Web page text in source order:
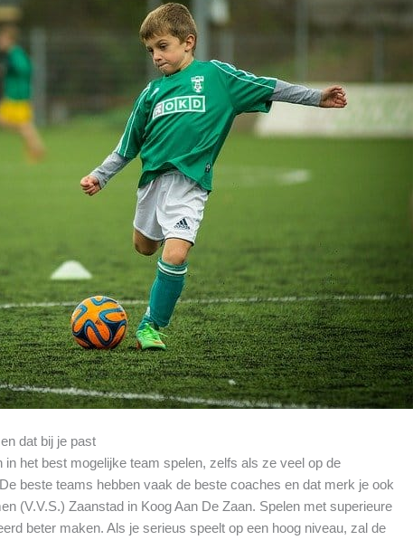
dat bij je past
in het best mogelijke team spelen, zelfs als ze veel op de
beste teams hebben vaak de beste coaches en dat merk je ook
(V.V.S.) Zaanstad in Koog Aan De Zaan. Spelen met superieure
beter maken. Als je serieus speelt op een hoog niveau, zal de